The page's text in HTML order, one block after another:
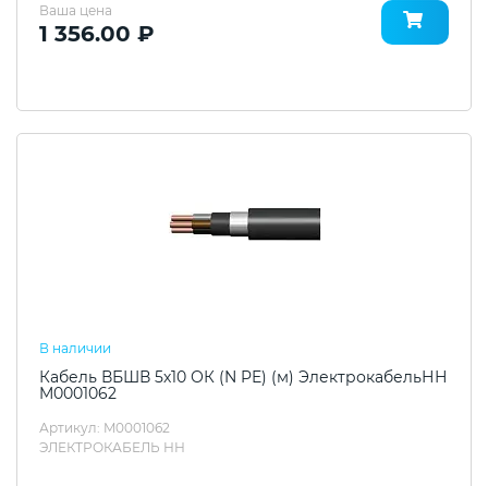
Ваша цена
1 356.00 ₽
В наличии
Кабель ВБШВ 5х10 ОК (N PE) (м) ЭлектрокабельНН
M0001062
Артикул: M0001062
ЭЛЕКТРОКАБЕЛЬ НН